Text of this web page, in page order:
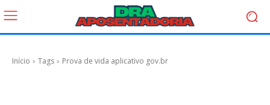
Início Tags Prova de vida aplicativo gov.br